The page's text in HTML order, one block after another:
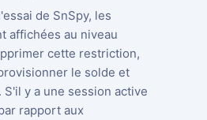
de SnSpy, les
affichées au niveau
cette restriction,
le solde et
S'il y a une session active
rapport aux